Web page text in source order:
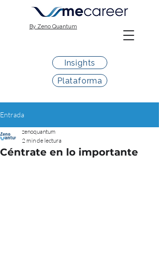
By Zeno Quantum
Insights
Plataforma
Entrada
Céntrate en lo importante
zenoquantum
2 min de lectura